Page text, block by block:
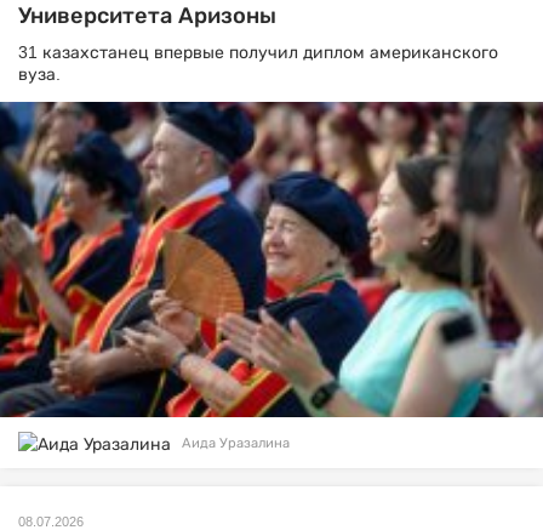
Университета Аризоны
31 казахстанец впервые получил диплом американского
вуза.
Аида Уразалина
08.07.2026